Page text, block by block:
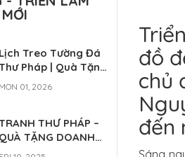
đồ
chủ
đến
Sáng
Lịch Treo Tường Đá
Pháp | Quà Tặng
Doanh Nghiệp Cao
MON 01, 2026
THƯ PHÁP –
QUÀ TẶNG DOANH
NGHIỆP, ĐỐI TÁC